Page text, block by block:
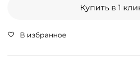
Купить в 1
В избранное